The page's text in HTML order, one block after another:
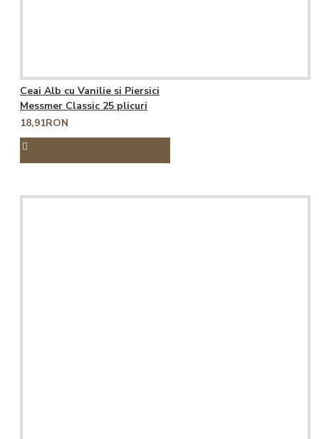
Ceai Alb cu Vanilie si Piersici
Messmer Classic 25 plicuri
18,91RON